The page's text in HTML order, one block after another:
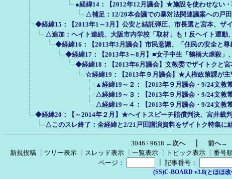
●経緯14：【2012年12月議会】★施設を使わせない
△補足：12/20本会議での暴対法関連議案への戸
◆経緯15：【2013年1～3月】公安と結託弾圧、市長選と宮本、ザ
△追加：ヘイト連続、大阪市内学校「取材」も！反ヘイト運動
◆経緯16：【2013年3月議会】市民意識、「住民の安全と尊
◆経緯17：【2013年3～8月】■女子中生「鶴橋大虐殺」
◆経緯18：【2013年6月議会】文教委でザイトクと
☆経緯19：【2013年９月議会】★人権政策課が
▲経緯19～２：【2013年９月議会・9/24文教
△経緯19～３：【2013年９月議会・9/24文教
△経緯19～４：【2013年９月議会・9/24文教
◆経緯20：【～2014年２月】★ヘイトスピーチ賠償判決、宮井裁
△このスレ終了：全経緯と2/21戸田講演資料をザイトク特集に
3046 / 9658 ←次へ｜ 前へ→
新規投稿
ツリー表示 スレッド表示 一覧表示 トピック表示 番号
ページ：
記事番号：
(SS)C-BOARD v3.8(とほほ改